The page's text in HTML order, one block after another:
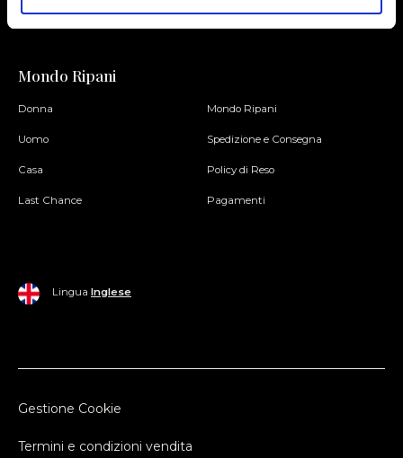
Entra nella Community
Mondo Ripani
Donna
Uomo
Casa
Last Chance
Mondo Ripani
Spedizione e Consegna
Policy di Reso
Pagamenti
Lingua Inglese
Gestione Cookie
Termini e condizioni vendita